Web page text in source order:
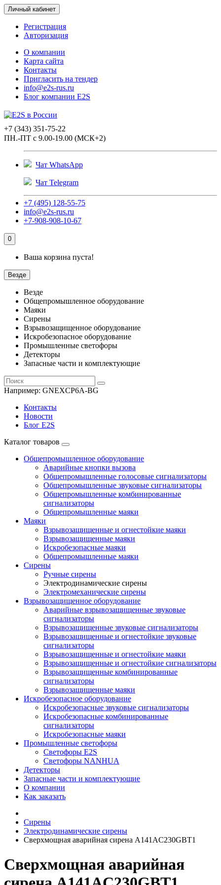
Личный кабинет
Регистрация
Авторизация
О компании
Карта сайта
Контакты
Пригласить на тендер
info@e2s-rus.ru
Блог компании E2S
+7 (343) 351-75-22
ПН.-ПТ с 9.00-19.00 (МСК+2)
Чат WhatsApp
Чат Telegram
+7 (495) 128-55-75
info@e2s-rus.ru
+7-908-908-10-67
0
Ваша корзина пуста!
Везде
Везде
Общепромышленное оборудование
Маяки
Сирены
Взрывозащищенное оборудование
Искробезопасное оборудование
Промышленные светофоры
Детекторы
Запасные части и комплектующие
Например: GNEXCP6A-BG
Контакты
Новости
Блог E2S
Каталог товаров
Общепромышленное оборудование
Аварийные кнопки вызова
Общепромышленные голосовые сигнализаторы
Общепромышленные звуковые сигнализаторы
Общепромышленные комбинированные
сигнализаторы
Общепромышленные маяки
Маяки
Взрывозащищенные и огнестойкие маяки
Взрывозащищенные маяки
Искробезопасные маяки
Общепромышленные маяки
Сирены
Ручные сирены
Электродинамические сирены
Электромеханические сирены
Взрывозащищенное оборудование
Аварийные взрывозащищенные звуковые
сигнализаторы
Взрывозащищенные звуковые сигнализаторы
Взрывозащищенные и огнестойкие звуковые
сигнализаторы
Взрывозащищенные и огнестойкие маяки
Взрывозащищенные и огнестойкие сигнализаторы
Взрывозащищенные комбинированные
сигнализаторы
Взрывозащищенные маяки
Искробезопасное оборудование
Искробезопасные звуковые сигнализаторы
Искробезопасные комбинированные
сигнализаторы
Искробезопасные маяки
Промышленные светофоры
Светофоры E2S
Светофоры NANHUA
Детекторы
Запасные части и комплектующие
О компании
Как заказать
Сирены
Электродинамические сирены
Сверхмощная аварийная сирена A141AC230GBT1
Сверхмощная аварийная